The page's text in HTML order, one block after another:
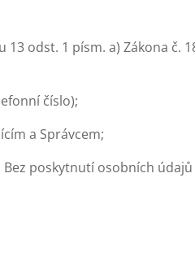
13 odst. 1 písm. a) Zákona č.
číslo);
a Správcem;
poskytnutí osobních údajů